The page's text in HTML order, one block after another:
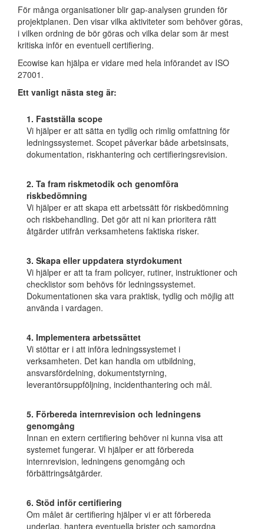
För många organisationer blir gap-analysen grunden för
projektplanen. Den visar vilka aktiviteter som behöver göras,
i vilken ordning de bör göras och vilka delar som är mest
kritiska inför en eventuell certifiering.
Ecowise kan hjälpa er vidare med hela införandet av ISO
27001.
Ett vanligt nästa steg är:
1. Fastställa scope
Vi hjälper er att sätta en tydlig och rimlig omfattning för
ledningssystemet. Scopet påverkar både arbetsinsats,
dokumentation, riskhantering och certifieringsrevision.
2. Ta fram riskmetodik och genomföra
riskbedömning
Vi hjälper er att skapa ett arbetssätt för riskbedömning
och riskbehandling. Det gör att ni kan prioritera rätt
åtgärder utifrån verksamhetens faktiska risker.
3. Skapa eller uppdatera styrdokument
Vi hjälper er att ta fram policyer, rutiner, instruktioner och
checklistor som behövs för ledningssystemet.
Dokumentationen ska vara praktisk, tydlig och möjlig att
använda i vardagen.
4. Implementera arbetssättet
Vi stöttar er i att införa ledningssystemet i
verksamheten. Det kan handla om utbildning,
ansvarsfördelning, dokumentstyrning,
leverantörsuppföljning, incidenthantering och mål.
5. Förbereda internrevision och ledningens
genomgång
Innan en extern certifiering behöver ni kunna visa att
systemet fungerar. Vi hjälper er att förbereda
internrevision, ledningens genomgång och
förbättringsåtgärder.
6. Stöd inför certifiering
Om målet är certifiering hjälper vi er att förbereda
underlag, hantera eventuella brister och samordna